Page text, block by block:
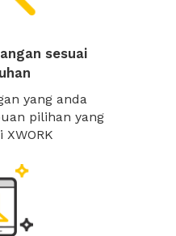
sesuai
yang anda
pilihan yang